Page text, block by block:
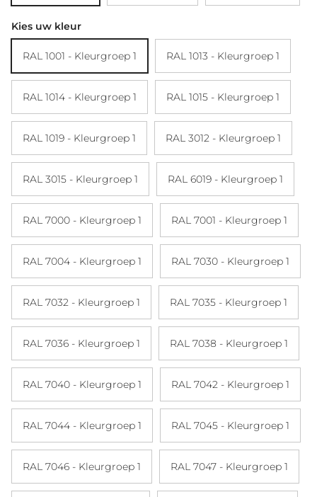
Kies uw kleur
RAL 1001 - Kleurgroep 1 RAL 1013 - Kleurgroep 1
RAL 1014 - Kleurgroep 1 RAL 1015 - Kleurgroep 1
RAL 1019 - Kleurgroep 1 RAL 3012 - Kleurgroep 1
RAL 3015 - Kleurgroep 1 RAL 6019 - Kleurgroep 1
RAL 7000 - Kleurgroep 1 RAL 7001 - Kleurgroep 1
RAL 7004 - Kleurgroep 1 RAL 7030 - Kleurgroep 1
RAL 7032 - Kleurgroep 1 RAL 7035 - Kleurgroep 1
RAL 7036 - Kleurgroep 1 RAL 7038 - Kleurgroep 1
RAL 7040 - Kleurgroep 1 RAL 7042 - Kleurgroep 1
RAL 7044 - Kleurgroep 1 RAL 7045 - Kleurgroep 1
RAL 7046 - Kleurgroep 1 RAL 7047 - Kleurgroep 1